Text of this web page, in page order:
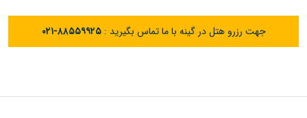
جهت رزرو هتل در گینه با ما تماس بگیرید :۰۲۱-۸۸۵۵۹۹۲۵